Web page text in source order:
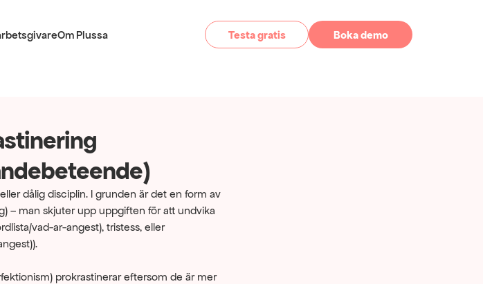
Om Plussa Testa gratis Boka demo
dålig disciplin. I grunden är det en form av
– man skjuter upp uppgiften för att undvika
vad-ar-angest), tristess, eller
prokrastinerar eftersom de är mer